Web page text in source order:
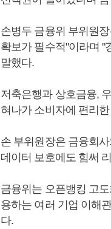
손병두 금융위 부위원
확보가 필수적"이라며 "
말했다.
저축은행과 상호금융,
혀나가 소비자에 편리
손 부위원장은 금융회
데이터 보호에도 힘써
금융위는 오픈뱅킹 고
용하는 여러 기업 이해
다.